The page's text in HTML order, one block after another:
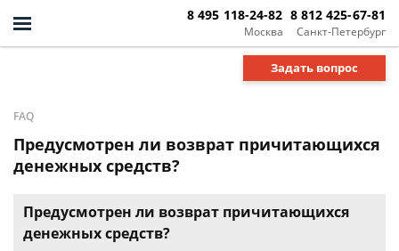
Москва
8 495 118-24-82
Санкт-Петербург
8 812 425-67-81
Задать вопрос
FAQ
Предусмотрен ли возврат причитающихся
денежных средств?
Предусмотрен ли возврат причитающихся
денежных средств?